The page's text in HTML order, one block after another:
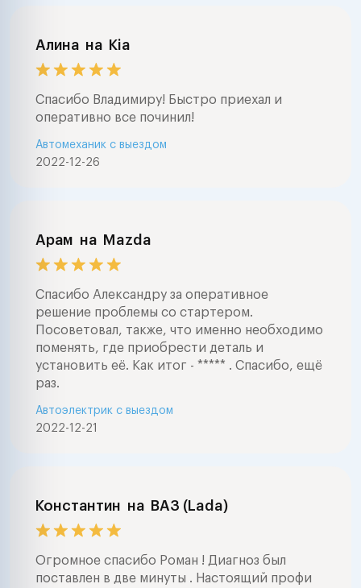
Алина на Kia
Спасибо Владимиру! Быстро приехал и
оперативно все починил!
2022-12-26
Автомеханик с выездом
Арам на Mazda
Спасибо Александру за оперативное
решение проблемы со стартером.
Посоветовал, также, что именно необходимо
поменять, где приобрести деталь и
установить её. Как итог - ***** . Спасибо, ещё
раз.
2022-12-21
Автоэлектрик с выездом
Константин на ВАЗ (Lada)
Огромное спасибо Роман ! Диагноз был
поставлен в две минуты . Настоящий профи